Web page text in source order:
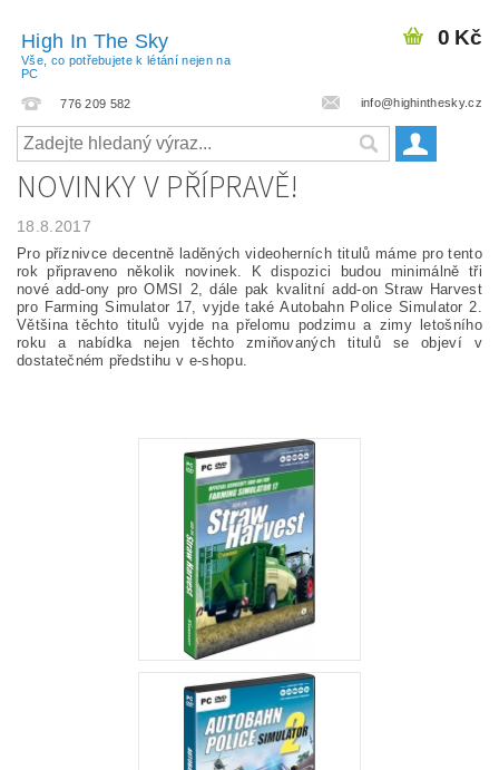
High In The Sky
Vše, co potřebujete k létání nejen na
PC
776 209 582 info@highinthesky.cz
0 Kč
NOVINKY V PŘÍPRAVĚ!
18.8.2017
Pro příznivce decentně laděných videoherních titulů máme pro tento
rok připraveno několik novinek. K dispozici budou minimálně tři
nové add-ony pro OMSI 2, dále pak kvalitní add-on Straw Harvest
pro Farming Simulator 17, vyjde také Autobahn Police Simulator 2.
Většina těchto titulů vyjde na přelomu podzimu a zimy letošního
roku a nabídka nejen těchto zmiňovaných titulů se objeví v
dostatečném předstihu v e-shopu.